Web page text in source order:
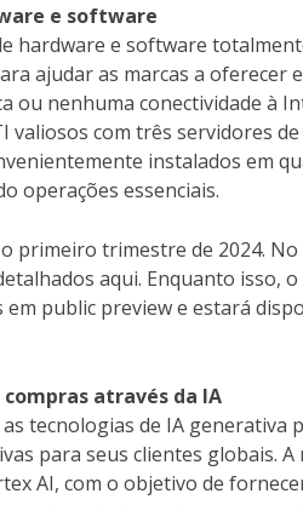
e software
hardware e software
ajudar as marcas a oferecer
ou nenhuma conectividade à
valiosos com três servidores
instalados em
operações essenciais.
primeiro trimestre de 2024. No
aqui. Enquanto isso,
public preview e estará
através da IA
as tecnologias de IA generativa
para seus clientes globais. A
AI, com o objetivo de